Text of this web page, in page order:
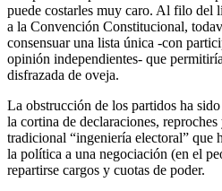
puede costarles muy caro. Al filo del
a la Convención Constitucional,
consensuar una lista única -con
opinión independientes- que
disfrazada de oveja.
La obstrucción de los partidos ha
la cortina de declaraciones,
tradicional “ingeniería electoral” que
la política a una negociación (en el
repartirse cargos y cuotas de poder.